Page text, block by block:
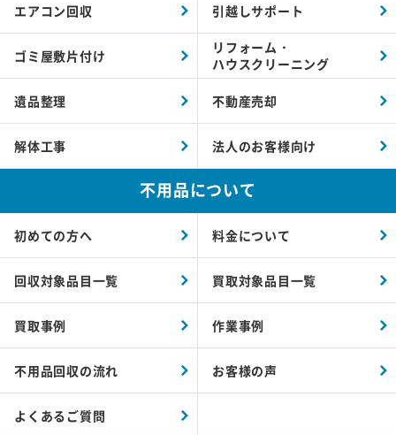
エアコン回収 引越しサポート
ゴミ屋敷片付け
リフォーム・
ハウスクリーニング
遺品整理 不動産売却
解体工事 法人のお客様向け
不用品について
初めての方へ 料金について
回収対象品目一覧 買取対象品目一覧
買取事例 作業事例
不用品回収の流れ お客様の声
よくあるご質問